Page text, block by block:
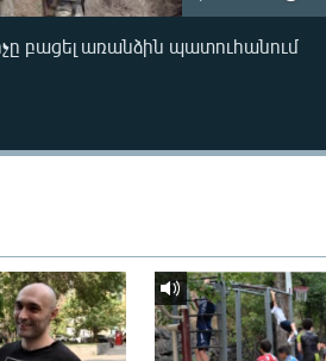
բացել առանձին պատուհանում